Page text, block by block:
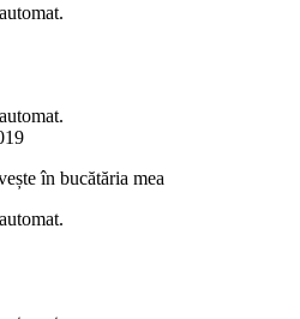
în bucătăria mea